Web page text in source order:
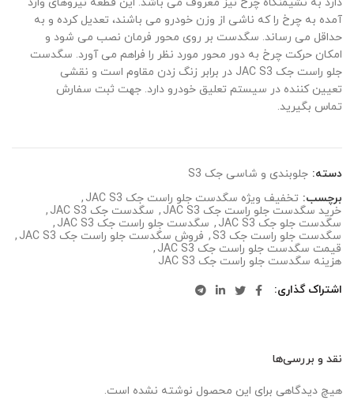
آمده به چرخ را که ناشی از وزن خودرو می باشند، تعدیل کرده و به
حداقل می رساند. سگدست بر روی محور فرمان نصب می شود و
امکان حرکت چرخ به دور محور مورد نظر را فراهم می آورد. سگدست
جلو راست جک JAC S3 در برابر زنگ زدن مقاوم است و نقشی
تعیین کننده در سیستم تعلیق خودرو دارد. جهت ثبت سفارش
تماس بگیرید.
دسته: جلوبندی و شاسی جک S3
برچسب: تخفیف ویژه سگدست جلو راست جک JAC S3
,
خرید سگدست جلو راست جک JAC S3
, سگدست جک JAC S3
,
سگدست جلو جک JAC S3
, سگدست جلو راست جک JAC S3
,
سگدست جلو راست جک S3
, فروش سگدست جلو راست جک JAC S3
,
قیمت سگدست جلو راست جک JAC S3
,
هزینه سگدست جلو راست جک JAC S3
اشتراک گذاری
نقد و بررسی‌ها
هیچ دیدگاهی برای این محصول نوشته نشده است.